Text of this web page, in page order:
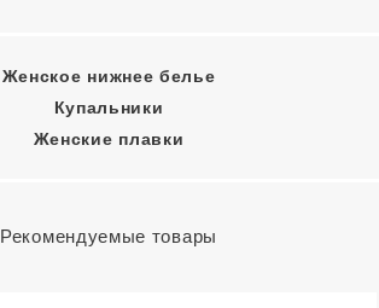
Женское нижнее белье
Купальники
Женские плавки
Рекомендуемые товары